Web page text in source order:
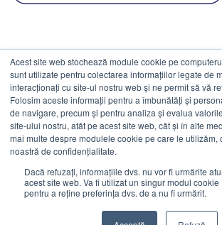
Acest site web stochează module cookie pe
sunt utilizate pentru colectarea informațiilor legate de
interacționați cu site-ul nostru web și ne permit să vă
Folosim aceste informații pentru a îmbunătăți și
de navigare, precum și pentru analiza și evalua
site-ului nostru, atât pe acest site web, cât și în alte
mai multe despre modulele cookie pe care le utilizăm,
noastră de confidențialitate.
Dacă refuzați, informațiile dvs. nu vor fi urmărite
acest site web. Va fi utilizat un singur modul cookie
pentru a reține preferința dvs. de a nu fi urmărit.
DATE COMERCIALE
ESTICO S.R.L.
CIF: RO1094402.
Reg.Com: J08/469/1991.
Visa MasterCard
Cash